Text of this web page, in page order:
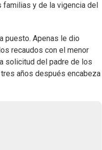
y de la vigencia del
puesto. Apenas le dio
recaudos con el menor
solicitud del padre de los
años después encabeza